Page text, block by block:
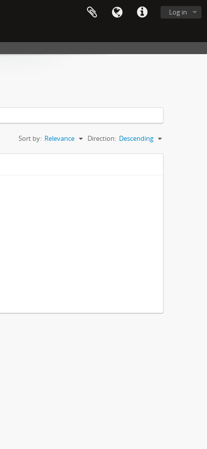
Log in
Sort by: Relevance Direction: Descending